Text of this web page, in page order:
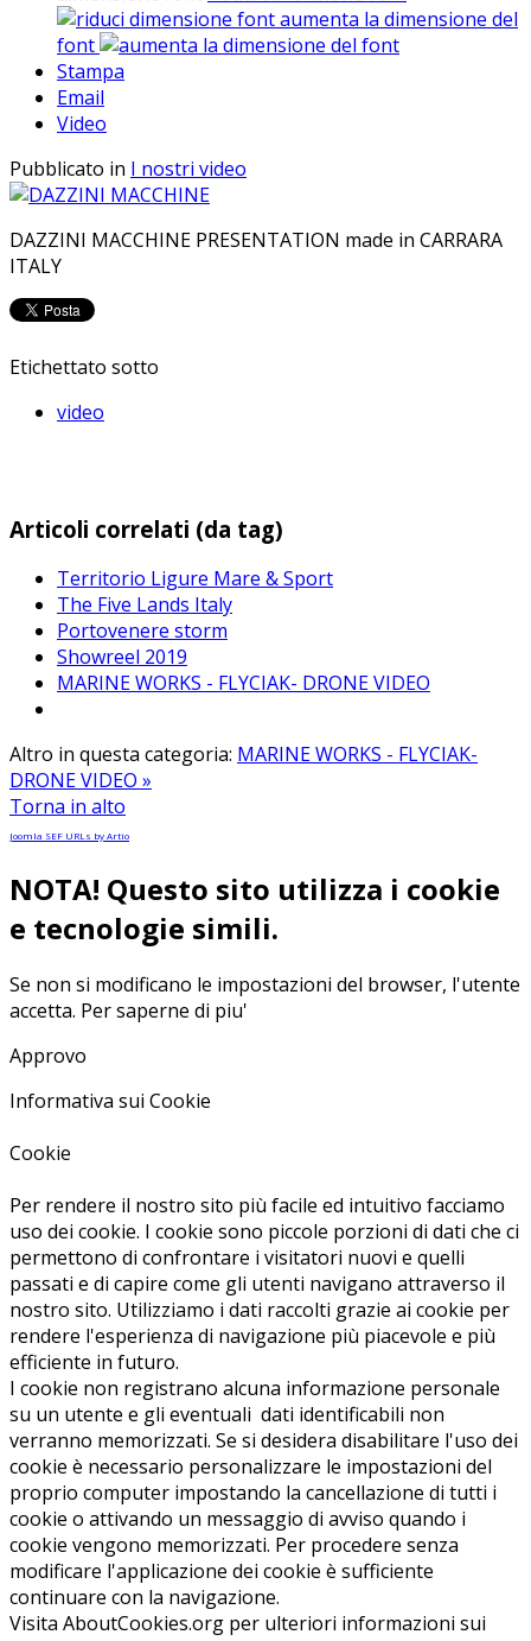
aumenta la dimensione del
font
Stampa
Email
Video
Pubblicato in I nostri video
DAZZINI MACCHINE PRESENTATION made in CARRARA
ITALY
Etichettato sotto
video
Articoli correlati (da tag)
Territorio Ligure Mare & Sport
The Five Lands Italy
Portovenere storm
Showreel 2019
MARINE WORKS - FLYCIAK- DRONE VIDEO
Altro in questa categoria: MARINE WORKS - FLYCIAK-
DRONE VIDEO »
Torna in alto
Joomla SEF URLs by Artio
NOTA! Questo sito utilizza i cookie
e tecnologie simili.
Se non si modificano le impostazioni del browser, l'utente
accetta. Per saperne di piu'
Approvo
Informativa sui Cookie
Cookie
Per rendere il nostro sito più facile ed intuitivo facciamo
uso dei cookie. I cookie sono piccole porzioni di dati che ci
permettono di confrontare i visitatori nuovi e quelli
passati e di capire come gli utenti navigano attraverso il
nostro sito. Utilizziamo i dati raccolti grazie ai cookie per
rendere l'esperienza di navigazione più piacevole e più
efficiente in futuro.
I cookie non registrano alcuna informazione personale
su un utente e gli eventuali dati identificabili non
verranno memorizzati. Se si desidera disabilitare l'uso dei
cookie è necessario personalizzare le impostazioni del
proprio computer impostando la cancellazione di tutti i
cookie o attivando un messaggio di avviso quando i
cookie vengono memorizzati. Per procedere senza
modificare l'applicazione dei cookie è sufficiente
continuare con la navigazione.
Visita AboutCookies.org per ulteriori informazioni sui